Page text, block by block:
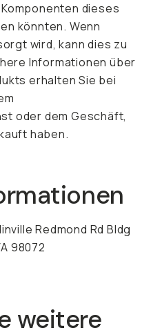
dieses
könnten. Wenn
wird, kann dies zu
Informationen über
erhalten Sie bei
oder dem Geschäft,
haben.
Redmond Rd Bldg
98072
weitere